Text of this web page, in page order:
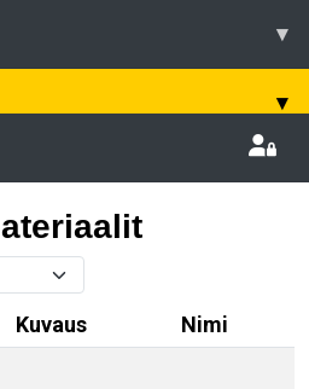
▾
▾
Kuvaus
Nimi